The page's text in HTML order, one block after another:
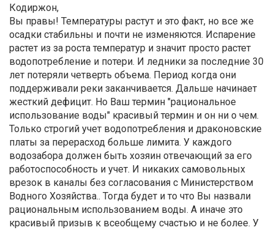
Кодиржон,
Вы правы! Температуры растут и это факт, но все же
осадки стабильны и почти не изменяются. Испарение
растет из за роста температур и значит просто растет
водопотребление и потери. И ледники за последние 30
лет потеряли четверть объема. Период когда они
поддерживали реки заканчивается. Дальше начинает
жесткий дефицит. Но Ваш термин "рациональное
использование воды" красивый термин и он ни о чем.
Только строгий учет водопотребления и драконовские
платы за перерасход больше лимита. У каждого
водозабора должен быть хозяин отвечающий за его
работоспособность и учет. И никаких самовольных
врезок в каналы без согласования с Министерством
Водного Хозяйства.. Тогда будет и то что Вы назвали
рациональным использованием воды. А иначе это
красивый призыв к всеобщему счастью и не более. У